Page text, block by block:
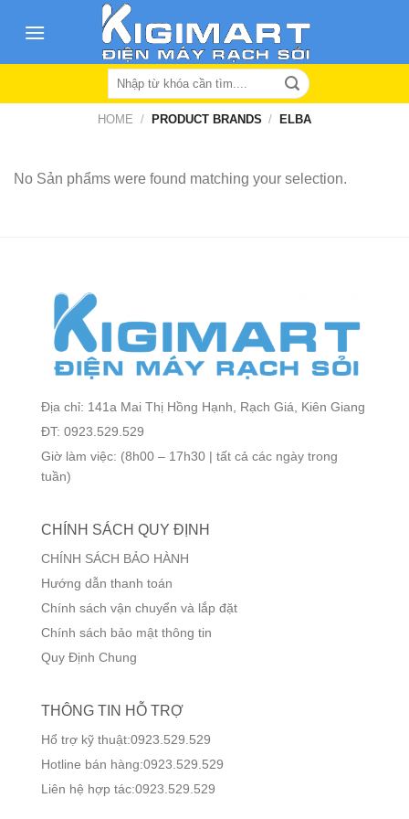
Search
HOME / PRODUCT BRANDS / ELBA
No Sản phẩms were found matching your selection.
Địa chỉ: 141a Mai Thị Hồng Hạnh, Rạch Giá, Kiên Giang
ĐT: 0923.529.529
Giờ làm việc: (8h00 – 17h30 | tất cả các ngày trong
tuần)
CHÍNH SÁCH QUY ĐỊNH
CHÍNH SÁCH BẢO HÀNH
Hướng dẫn thanh toán
Chính sách vận chuyển và lắp đặt
Chính sách bảo mật thông tin
Quy Định Chung
THÔNG TIN HỖ TRỢ
Hổ trợ kỹ thuật:0923.529.529
Hotline bán hàng:0923.529.529
Liên hệ hợp tác:0923.529.529